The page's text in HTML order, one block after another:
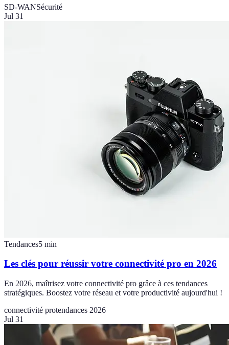
SD-WANSécurité
Jul 31
Tendances5 min
Les clés pour réussir votre connectivité pro en 2026
En 2026, maîtrisez votre connectivité pro grâce à ces tendances
stratégiques. Boostez votre réseau et votre productivité aujourd'hui !
connectivité protendances 2026
Jul 31